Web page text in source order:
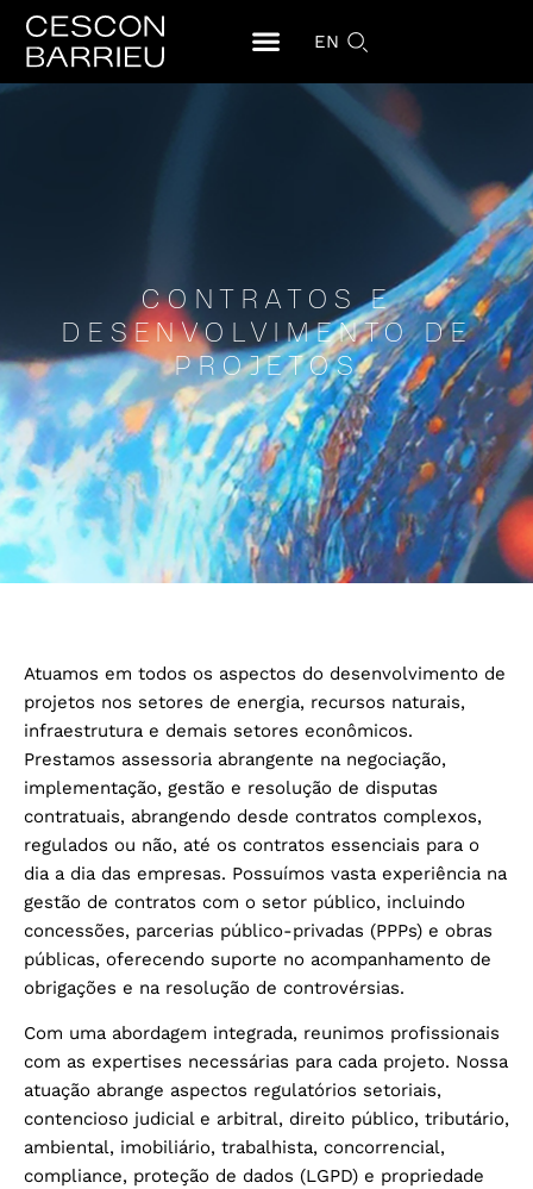
EN
CONTRATOS E
DESENVOLVIMENTO DE
PROJETOS
Atuamos em todos os aspectos do desenvolvimento de
projetos nos setores de energia, recursos naturais,
infraestrutura e demais setores econômicos.
Prestamos assessoria abrangente na negociação,
implementação, gestão e resolução de disputas
contratuais, abrangendo desde contratos complexos,
regulados ou não, até os contratos essenciais para o
dia a dia das empresas. Possuímos vasta experiência na
gestão de contratos com o setor público, incluindo
concessões, parcerias público-privadas (PPPs) e obras
públicas, oferecendo suporte no acompanhamento de
obrigações e na resolução de controvérsias.
Com uma abordagem integrada, reunimos profissionais
com as expertises necessárias para cada projeto. Nossa
atuação abrange aspectos regulatórios setoriais,
contencioso judicial e arbitral, direito público, tributário,
ambiental, imobiliário, trabalhista, concorrencial,
compliance, proteção de dados (LGPD) e propriedade